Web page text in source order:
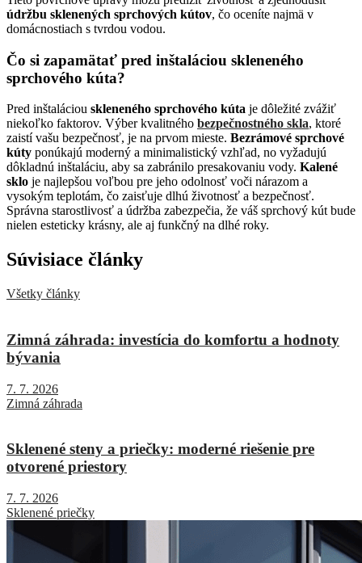
údržbu sklenených sprchových kútov, čo oceníte najmä v
domácnostiach s tvrdou vodou.
Čo si zapamätať pred inštaláciou skleneného
sprchového kúta?
Pred inštaláciou skleneného sprchového kúta je dôležité zvážiť
niekoľko faktorov. Výber kvalitného bezpečnostného skla, ktoré
zaistí vašu bezpečnosť, je na prvom mieste. Bezrámové sprchové
kúty ponúkajú moderný a minimalistický vzhľad, no vyžadujú
dôkladnú inštaláciu, aby sa zabránilo presakovaniu vody. Kalené
sklo je najlepšou voľbou pre jeho odolnosť voči nárazom a
vysokým teplotám, čo zaisťuje dlhú životnosť a bezpečnosť.
Správna starostlivosť a údržba zabezpečia, že váš sprchový kút bude
nielen esteticky krásny, ale aj funkčný na dlhé roky.
Súvisiace články
Všetky články
Zimná záhrada: investícia do komfortu a hodnoty
bývania
7. 7. 2026
Zimná záhrada
Sklenené steny a priečky: moderné riešenie pre
otvorené priestory
7. 7. 2026
Sklenené priečky